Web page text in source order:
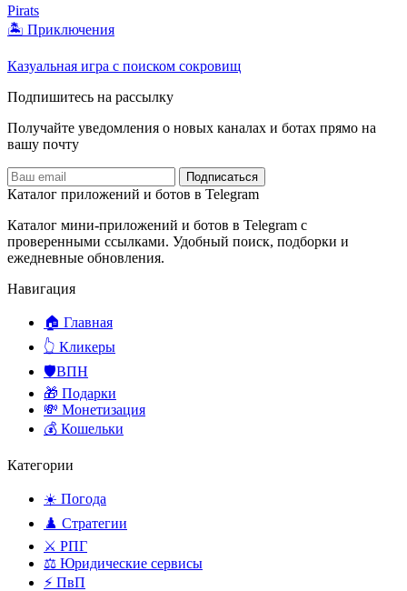
Pirats
🏝️ Приключения
Казуальная игра с поиском сокровищ
Подпишитесь на рассылку
Получайте уведомления о новых каналах и ботаx прямо на
вашу почту
Подписаться
Каталог приложений и ботов в Telegram
Каталог мини-приложений и ботов в Telegram с
проверенными ссылками. Удобный поиск, подборки и
ежедневные обновления.
Навигация
🏠 Главная
👆 Кликеры
🛡️ВПН
🎁 Подарки
💸 Монетизация
💰 Кошельки
Категории
☀️ Погода
♟️ Стратегии
⚔️ РПГ
⚖️ Юридические сервисы
⚡ ПвП